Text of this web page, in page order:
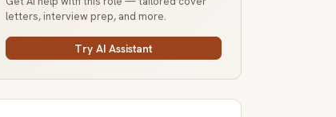
letters, interview prep, and more.
Try AI Assistant